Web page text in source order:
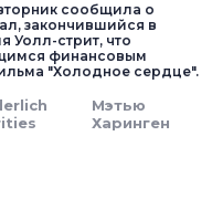
сообщила о
закончившийся в
Уолл-стрит, что
финансовым
"Холодное сердце".
Мэтью
Харинген